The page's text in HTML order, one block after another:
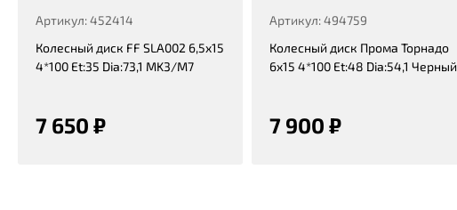
Артикул: 452414
Колесный диск FF SLA002 6,5x15
4*100 Et:35 Dia:73,1 MK3/M7
7 650 ₽
Артикул: 494759
Колесный диск Прома Торнадо
6x15 4*100 Et:48 Dia:54,1 Черный
7 900 ₽